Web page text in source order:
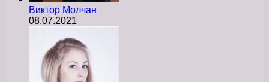
Виктор Молчан
08.07.2021